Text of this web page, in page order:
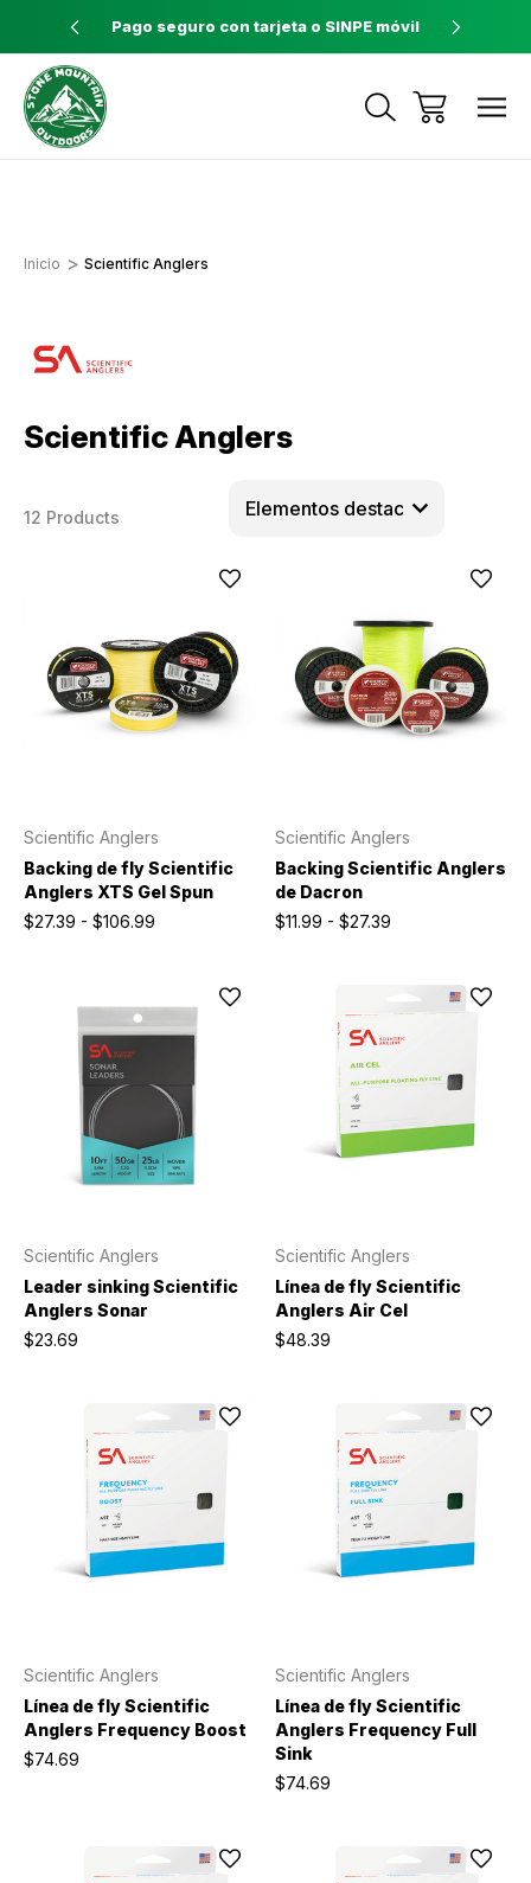
a $60 Pago seguro con tarjeta o SINPE móvil
Inicio Scientific Anglers
Scientific Anglers
12 Products
Scientific Anglers
Backing de fly Scientific
Anglers XTS Gel Spun
$27.39 - $106.99
Scientific Anglers
Backing Scientific Anglers
de Dacron
$11.99 - $27.39
Scientific Anglers
Leader sinking Scientific
Anglers Sonar
$23.69
Scientific Anglers
Línea de fly Scientific
Anglers Air Cel
$48.39
Scientific Anglers
Línea de fly Scientific
Anglers Frequency Boost
$74.69
Scientific Anglers
Línea de fly Scientific
Anglers Frequency Full
Sink
$74.69